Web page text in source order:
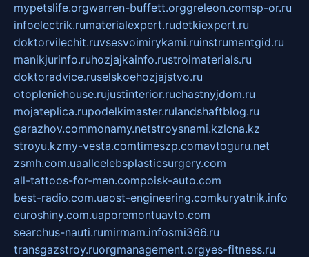
mypetslife.orgwarren-buffett.orggreleon.comsp-or.ru
infoelectrik.rumaterialexpert.rudetkiexpert.ru
doktorvilechit.ruvsesvoimirykami.ruinstrumentgid.ru
manikjurinfo.ruhozjajkainfo.rustroimaterials.ru
doktoradvice.ruselskoehozjajstvo.ru
otopleniehouse.rujustinterior.ruchastnyjdom.ru
mojateplica.rupodelkimaster.rulandshaftblog.ru
garazhov.commonamy.netstroysnami.kzlcna.kz
stroyu.kzmy-vesta.comtimeszp.comavtoguru.net
zsmh.com.uaallcelebsplasticsurgery.com
all-tattoos-for-men.compoisk-auto.com
best-radio.com.uaost-engineering.comkuryatnik.info
euroshiny.com.uaporemontuavto.com
searchus-nauti.rumirmam.infosmi366.ru
transgazstroy.ruorgmanagement.orgyes-fitness.ru